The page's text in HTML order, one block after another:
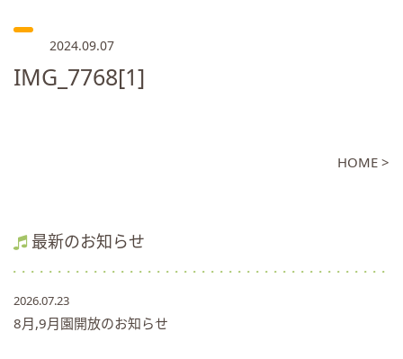
2024.09.07
IMG_7768[1]
HOME >
最新のお知らせ
2026.07.23
8月,9月園開放のお知らせ